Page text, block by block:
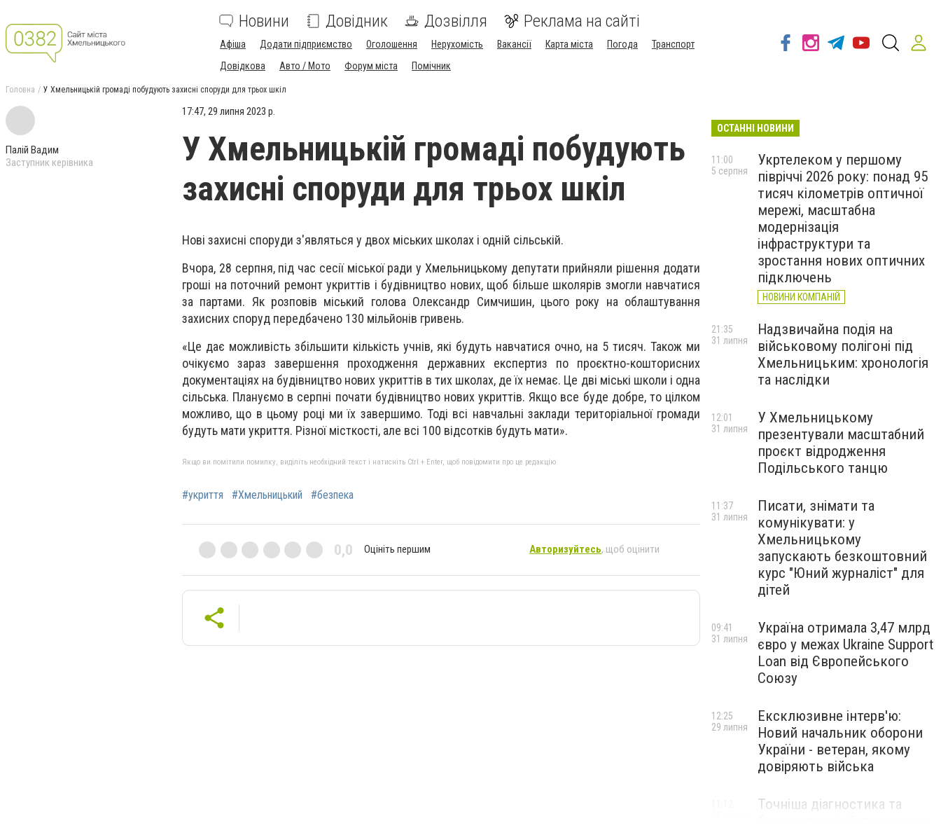
Новини Довідник Дозвілля Реклама на сайті
Афіша Додати підприємство Оголошення Нерухомість Вакансії Карта міста Погода
Транспорт
Довідкова
Авто / Мото Форум міста Помічник
Головна У Хмельницькій громаді побудують захисні споруди для трьох шкіл
Палій Вадим
Заступник керівника
17:47, 29 липня 2023 р.
У Хмельницькій громаді побудують
захисні споруди для трьох шкіл
Нові захисні споруди з'являться у двох міських школах і одній сільській.
Вчора, 28 серпня, під час сесії міської ради у Хмельницькому депутати прийняли рішення додати
гроші на поточний ремонт укриттів і будівництво нових, щоб більше школярів змогли навчатися
за партами. Як розповів міський голова Олександр Симчишин, цього року на облаштування
захисних споруд передбачено 130 мільйонів гривень.
«Це дає можливість збільшити кількість учнів, які будуть навчатися очно, на 5 тисяч. Також ми
очікуємо зараз завершення проходження державних експертиз по проєктно-кошторисних
документаціях на будівництво нових укриттів в тих школах, де їх немає. Це дві міські школи і одна
сільська. Плануємо в серпні почати будівництво нових укриттів. Якщо все буде добре, то цілком
можливо, що в цьому році ми їх завершимо. Тоді всі навчальні заклади територіальної громади
будуть мати укриття. Різної місткості, але всі 100 відсотків будуть мати».
Якщо ви помітили помилку, виділіть необхідний текст і натисніть Ctrl + Enter, щоб повідомити про це редакцію
#укриття #Хмельницький #безпека
0,0 Оцініть першим Авторизуйтесь, щоб оцінити
ОСТАННІ НОВИНИ
Укртелеком у першому
півріччі 2026 року: понад 95
тисяч кілометрів оптичної
мережі, масштабна
модернізація
інфраструктури та
зростання нових оптичних
підключень
НОВИНИ КОМПАНІЙ
11:00
5 серпня
Надзвичайна подія на
військовому полігоні під
Хмельницьким: хронологія
та наслідки
21:35
31 липня
У Хмельницькому
презентували масштабний
проєкт відродження
Подільського танцю
12:01
31 липня
Писати, знімати та
комунікувати: у
Хмельницькому
запускають безкоштовний
курс "Юний журналіст" для
дітей
11:37
31 липня
Україна отримала 3,47 млрд
євро у межах Ukraine Support
Loan від Європейського
Союзу
09:41
31 липня
Ексклюзивне інтерв'ю:
Новий начальник оборони
України - ветеран, якому
довіряють війська
12:25
29 липня
Точніша діагностика та